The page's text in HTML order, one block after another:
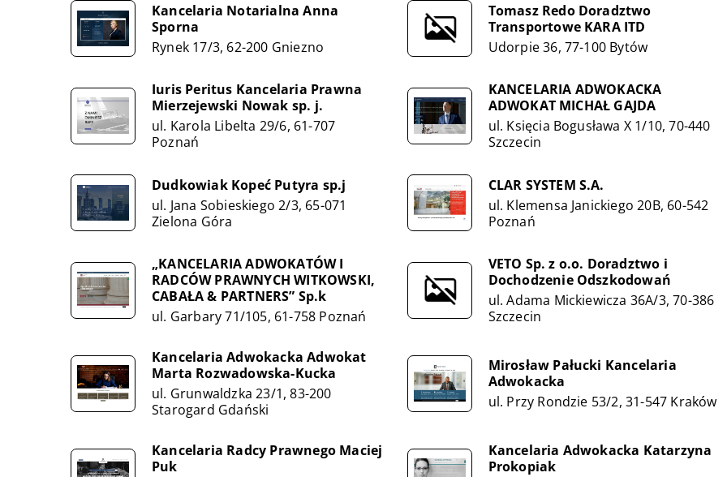
Kancelaria Notarialna Anna
Sporna
Rynek 17/3, 62-200 Gniezno
Tomasz Redo Doradztwo
Transportowe KARA ITD
Udorpie 36, 77-100 Bytów
Iuris Peritus Kancelaria Prawna
Mierzejewski Nowak sp. j.
ul. Karola Libelta 29/6, 61-707
Poznań
KANCELARIA ADWOKACKA
ADWOKAT MICHAŁ GAJDA
ul. Księcia Bogusława X 1/10, 70-440
Szczecin
Dudkowiak Kopeć Putyra sp.j
ul. Jana Sobieskiego 2/3, 65-071
Zielona Góra
CLAR SYSTEM S.A.
ul. Klemensa Janickiego 20B, 60-542
Poznań
„KANCELARIA ADWOKATÓW I
RADCÓW PRAWNYCH WITKOWSKI,
CABAŁA & PARTNERS” Sp.k
ul. Garbary 71/105, 61-758 Poznań
VETO Sp. z o.o. Doradztwo i
Dochodzenie Odszkodowań
ul. Adama Mickiewicza 36A/3, 70-386
Szczecin
Kancelaria Adwokacka Adwokat
Marta Rozwadowska-Kucka
ul. Grunwaldzka 23/1, 83-200
Starogard Gdański
Mirosław Pałucki Kancelaria
Adwokacka
ul. Przy Rondzie 53/2, 31-547 Kraków
Kancelaria Radcy Prawnego Maciej
Puk
Kancelaria Adwokacka Katarzyna
Prokopiak